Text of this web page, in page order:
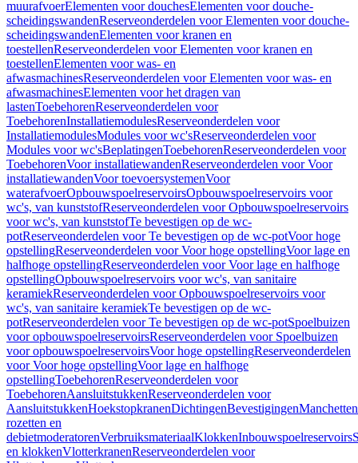
muurafvoerElementen voor douchesElementen voor douche-
scheidingswandenReserveonderdelen voor Elementen voor douche-
scheidingswandenElementen voor kranen en
toestellenReserveonderdelen voor Elementen voor kranen en
toestellenElementen voor was- en
afwasmachinesReserveonderdelen voor Elementen voor was- en
afwasmachinesElementen voor het dragen van
lastenToebehorenReserveonderdelen voor
ToebehorenInstallatiemodulesReserveonderdelen voor
InstallatiemodulesModules voor wc'sReserveonderdelen voor
Modules voor wc'sBeplatingenToebehorenReserveonderdelen voor
ToebehorenVoor installatiewandenReserveonderdelen voor Voor
installatiewandenVoor toevoersystemenVoor
waterafvoerOpbouwspoelreservoirsOpbouwspoelreservoirs voor
wc's, van kunststofReserveonderdelen voor Opbouwspoelreservoirs
voor wc's, van kunststofTe bevestigen op de wc-
potReserveonderdelen voor Te bevestigen op de wc-potVoor hoge
opstellingReserveonderdelen voor Voor hoge opstellingVoor lage en
halfhoge opstellingReserveonderdelen voor Voor lage en halfhoge
opstellingOpbouwspoelreservoirs voor wc's, van sanitaire
keramiekReserveonderdelen voor Opbouwspoelreservoirs voor
wc's, van sanitaire keramiekTe bevestigen op de wc-
potReserveonderdelen voor Te bevestigen op de wc-potSpoelbuizen
voor opbouwspoelreservoirsReserveonderdelen voor Spoelbuizen
voor opbouwspoelreservoirsVoor hoge opstellingReserveonderdelen
voor Voor hoge opstellingVoor lage en halfhoge
opstellingToebehorenReserveonderdelen voor
ToebehorenAansluitstukkenReserveonderdelen voor
AansluitstukkenHoekstopkranenDichtingenBevestigingenManchetten
rozetten en
debietmoderatorenVerbruiksmateriaalKlokkenInbouwspoelreservoirs
en klokkenVlotterkranenReserveonderdelen voor